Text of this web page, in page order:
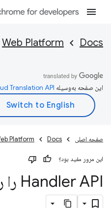
Docs
Web Platform
این صفحه به‌وسیله
صفحه اصلی Docs
Platform
این مرور مفید بود؟
Handler API را راه اندازی کنید